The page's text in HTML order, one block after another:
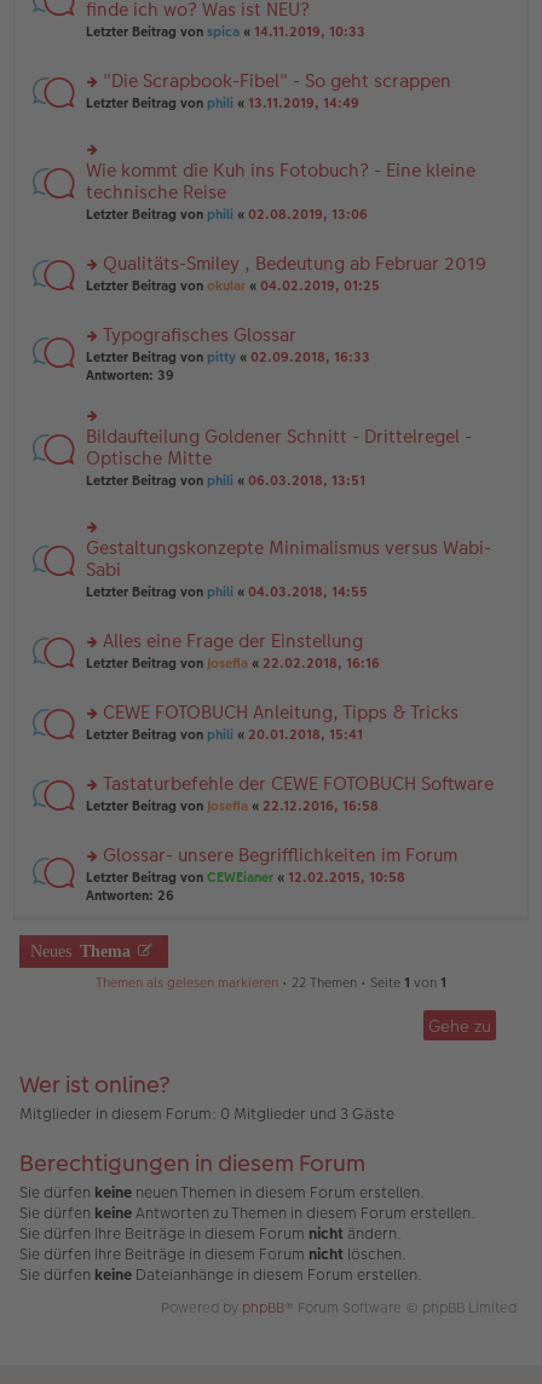
er
B
a
g
el
es
er
B
tr
a
g
te
r
u
g
el
es
n
er
B
ei
tr
g
finde ich wo? Was ist NEU?
Letzter Beitrag von spica « 14.11.2019, 10:33
rs
u
n
g
el
n
er
tr
a
g
"Die Scrapbook-Fibel" - So geht scrappen
Letzter Beitrag von phili « 13.11.2019, 14:49
rs
te
r
u
g
el
es
n
er
B
a
g
Wie kommt die Kuh ins Fotobuch? - Eine kleine
technische Reise
Letzter Beitrag von phili « 02.08.2019, 13:06
rs
u
n
g
es
e
n
er
B
tr
a
g
Qualitäts-Smiley , Bedeutung ab Februar 2019
Letzter Beitrag von okular « 04.02.2019, 01:25
rs
te
u
n
g
el
es
n
er
B
ei
tr
Typografisches Glossar
Letzter Beitrag von pitty « 02.09.2018, 16:33
Antworten: 39
rs
te
r
u
g
el
es
e
n
B
ei
tr
g
Bildaufteilung Goldener Schnitt - Drittelregel -
Optische Mitte
Letzter Beitrag von phili « 06.03.2018, 13:51
rs
te
r
u
g
el
es
n
er
tr
a
Gestaltungskonzepte Minimalismus versus Wabi-
Sabi
Letzter Beitrag von phili « 04.03.2018, 14:55
rs
u
n
es
e
B
ei
tr
g
Alles eine Frage der Einstellung
Letzter Beitrag von Josefia « 22.02.2018, 16:16
rs
u
n
es
e
n
B
ei
tr
CEWE FOTOBUCH Anleitung, Tipps & Tricks
Letzter Beitrag von phili « 20.01.2018, 15:41
rs
u
n
g
es
e
n
g
Tastaturbefehle der CEWE FOTOBUCH Software
Letzter Beitrag von Josefia « 22.12.2016, 16:58
rs
te
n
g
ei
tr
Glossar- unsere Begrifflichkeiten im Forum
Letzter Beitrag von CEWEianer « 12.02.2015, 10:58
Antworten: 26
Neues Thema
Themen als gelesen markieren • 22 Themen • Seite 1 von 1
Gehe zu
Wer ist online?
Mitglieder in diesem Forum: 0 Mitglieder und 3 Gäste
Berechtigungen in diesem Forum
Sie dürfen keine neuen Themen in diesem Forum erstellen.
Sie dürfen keineAntworten zu Themen in diesem Forum erstellen.
Sie dürfen Ihre Beiträge in diesem Forum nicht ändern.
Sie dürfen Ihre Beiträge in diesem Forum nicht löschen.
Sie dürfen keine Dateianhänge in diesem Forum erstellen.
Powered by phpBB® Forum Software © phpBB Limited